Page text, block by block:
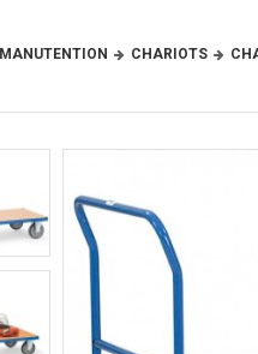
MANUTENTION CHARIOTS